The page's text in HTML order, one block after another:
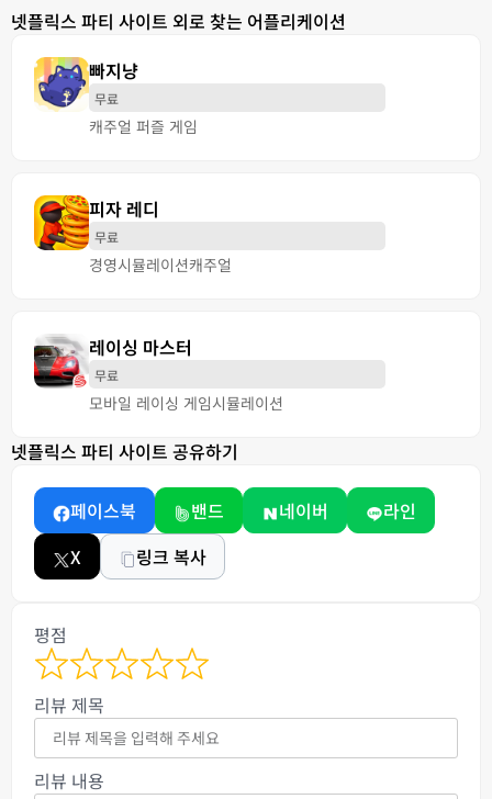
넷플릭스 파티 사이트 외로 찾는 어플리케이션
빠지냥
무료
캐주얼 퍼즐 게임
피자 레디
무료
경영시뮬레이션캐주얼
레이싱 마스터
무료
모바일 레이싱 게임시뮬레이션
넷플릭스 파티 사이트 공유하기
페이스북 밴드 네이버
라인
X
링크 복사
평점
리뷰 제목
리뷰 내용